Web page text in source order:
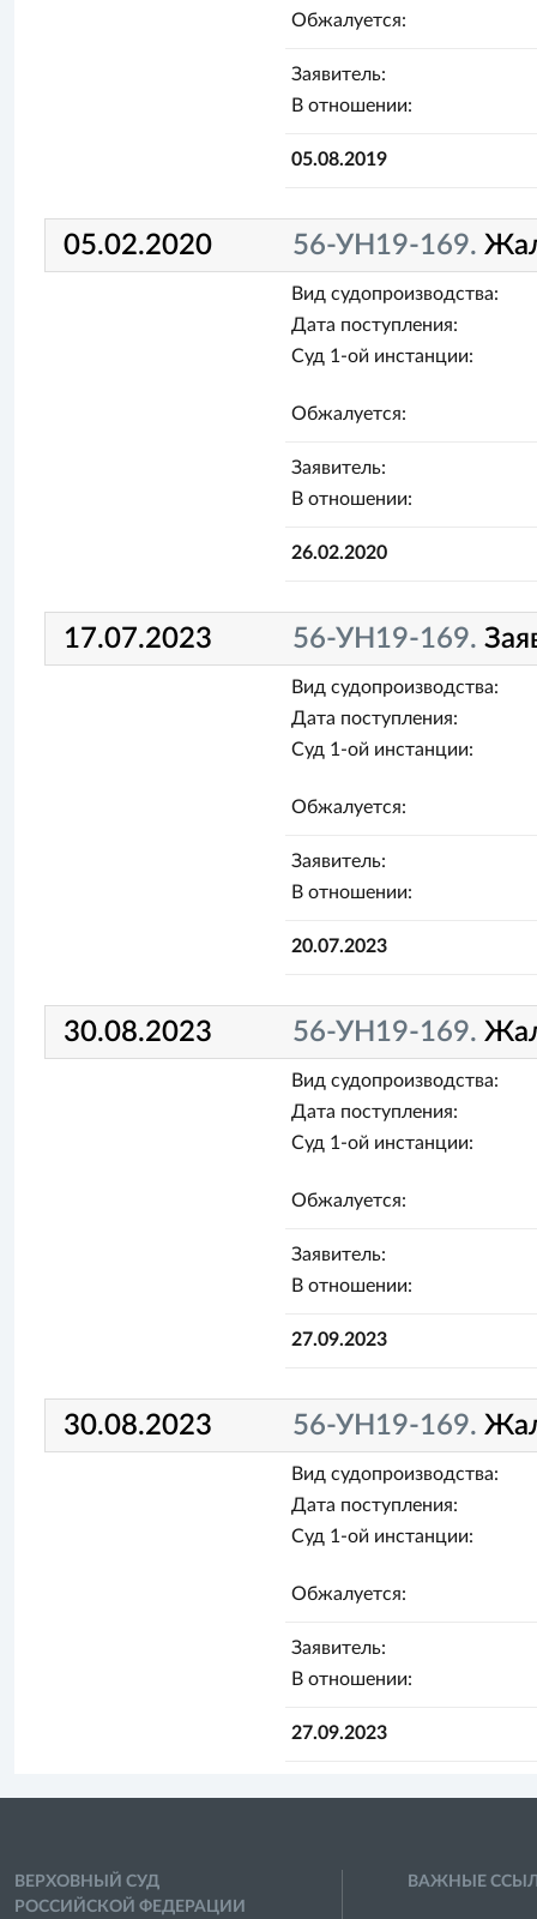
Обжалуется:
Заявитель:
В отношении:
05.08.2019
05.02.2020 56-УН19-169.
Вид судопроизводства:
Дата поступления:
Суд 1-ой инстанции:
Обжалуется:
Заявитель:
В отношении:
26.02.2020
17.07.2023 56-УН19-169.
Вид судопроизводства:
Дата поступления:
Суд 1-ой инстанции:
Обжалуется:
Заявитель:
В отношении:
20.07.2023
30.08.2023 56-УН19-169.
Вид судопроизводства:
Дата поступления:
Суд 1-ой инстанции:
Обжалуется:
Заявитель:
В отношении:
27.09.2023
30.08.2023 56-УН19-169.
Вид судопроизводства:
Дата поступления:
Суд 1-ой инстанции:
Обжалуется:
Заявитель:
В отношении:
27.09.2023
ВЕРХОВНЫЙ СУД
РОССИЙСКОЙ ФЕДЕРАЦИИ
ВАЖНЫЕ